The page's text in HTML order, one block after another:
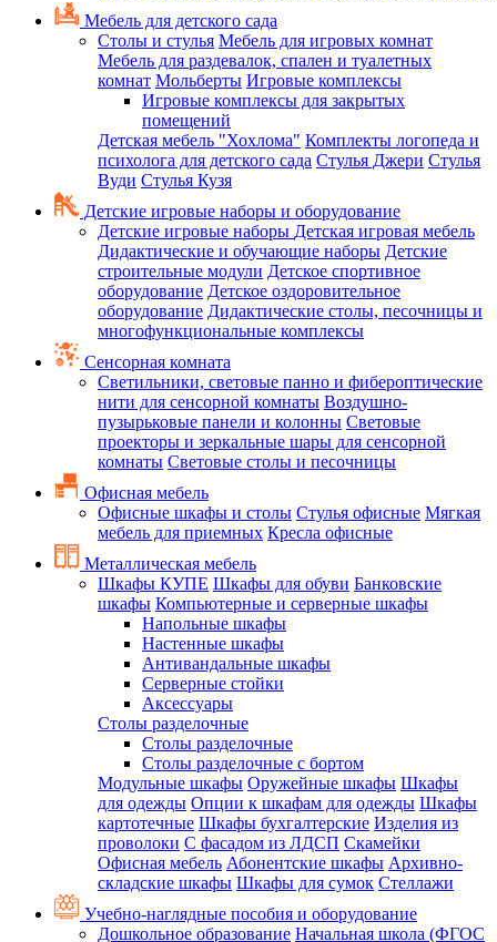
Мебель для детского сада
Столы и стулья Мебель для игровых комнат
Мебель для раздевалок, спален и туалетных
комнат Мольберты Игровые комплексы
Игровые комплексы для закрытых
помещений
Детская мебель "Хохлома" Комплекты логопеда и
психолога для детского сада Стулья Джери Стулья
Вуди Стулья Кузя
Детские игровые наборы и оборудование
Детские игровые наборы Детская игровая мебель
Дидактические и обучающие наборы Детские
строительные модули Детское спортивное
оборудование Детское оздоровительное
оборудование Дидактические столы, песочницы и
многофункциональные комплексы
Сенсорная комната
Светильники, световые панно и фибероптические
нити для сенсорной комнаты Воздушно-
пузырьковые панели и колонны Световые
проекторы и зеркальные шары для сенсорной
комнаты Световые столы и песочницы
Офисная мебель
Офисные шкафы и столы Стулья офисные Мягкая
мебель для приемных Кресла офисные
Металлическая мебель
Шкафы КУПЕ Шкафы для обуви Банковские
шкафы Компьютерные и серверные шкафы
Напольные шкафы
Настенные шкафы
Антивандальные шкафы
Серверные стойки
Аксессуары
Столы разделочные
Столы разделочные
Столы разделочные с бортом
Модульные шкафы Оружейные шкафы Шкафы
для одежды Опции к шкафам для одежды Шкафы
картотечные Шкафы бухгалтерские Изделия из
проволоки С фасадом из ЛДСП Скамейки
Офисная мебель Абонентские шкафы Архивно-
складские шкафы Шкафы для сумок Стеллажи
Учебно-наглядные пособия и оборудование
Дошкольное образование Начальная школа (ФГОС